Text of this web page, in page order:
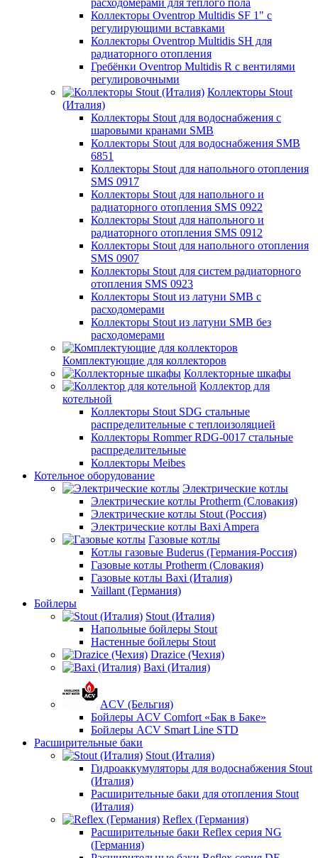
расходомерами для теплого пола
Коллекторы Oventrop Multidis SF 1" с
регулирующими вставками
Коллекторы Oventrop Multidis SH для
радиаторного отопления
Гребёнки Oventrop Multidis R с вентилями
регулировочными
Коллекторы Stout
(Италия)
Коллекторы Stout для водоснабжения с
шаровыми кранами SMB
Коллекторы Stout для водоснабжения SMB
6851
Коллекторы Stout для напольного отопления
SMS 0917
Коллекторы Stout для напольного и
радиаторного отопления SMS 0922
Коллекторы Stout для напольного и
радиаторного отопления SMS 0912
Коллекторы Stout для напольного отопления
SMS 0907
Коллекторы Stout для систем радиаторного
отопления SMS 0923
Коллекторы Stout из латуни SMB с
расходомерами
Коллекторы Stout из латуни SMB без
расходомерами
Комплектующие для коллекторов
Коллекторные шкафы
Коллектор для
котельной
Коллекторы Stout SDG стальные
распределительные с теплоизоляцией
Коллекторы Rommer RDG-0017 стальные
распределительные
Коллекторы Meibes
Котельное оборудование
Электрические котлы
Электрические котлы Protherm (Словакия)
Электрические котлы Stout (Россия)
Электрические котлы Baxi Ampera
Газовые котлы
Котлы газовые Buderus (Германия-Россия)
Газовые котлы Protherm (Словакия)
Газовые котлы Baxi (Италия)
Vaillant (Германия)
Бойлеры
Stout (Италия)
Напольные бойлеры Stout
Настенные бойлеры Stout
Drazice (Чехия)
Baxi (Италия)
ACV (Бельгия)
Бойлеры ACV Comfort «Бак в Баке»
Бойлеры ACV Smart Line STD
Расширительные баки
Stout (Италия)
Гидроаккумуляторы для водоснабжения Stout
(Италия)
Расширительные баки для отопления Stout
(Италия)
Reflex (Германия)
Расширительные баки Reflex серия NG
(Германия)